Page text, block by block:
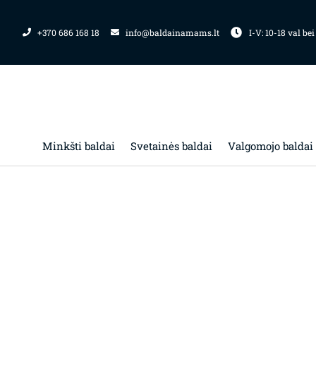
+370 686 168 18 info@baldainamams.lt I-V: 10-18 val
Minkšti baldai Svetainės baldai Valgomojo baldai